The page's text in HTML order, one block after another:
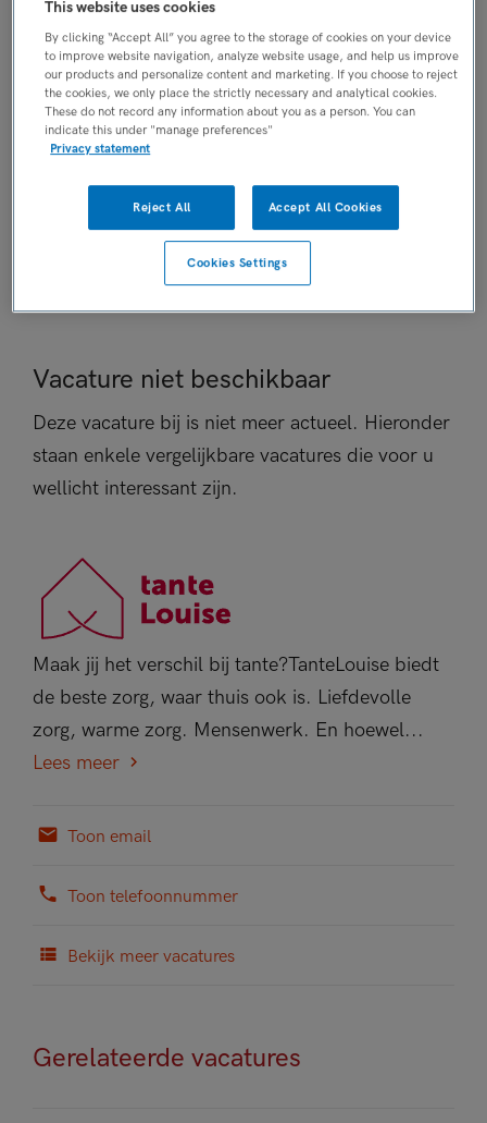
Niet nader bepaald
PLAATSINGSDATUM
7 juli 2026
NIVEAU
ERVARING
Vacature niet beschikbaar
Deze vacature bij is niet meer actueel. Hieronder
staan enkele vergelijkbare vacatures die voor u
wellicht interessant zijn.
Maak jij het verschil bij tante?TanteLouise biedt
de beste zorg, waar thuis ook is. Liefdevolle
zorg, warme zorg. Mensenwerk. En hoewel...
Lees meer
Toon email
Toon telefoonnummer
Bekijk meer vacatures
Gerelateerde vacatures
This website uses cookies
By clicking “Accept All” you agree to the storage of cookies on your device
to improve website navigation, analyze website usage, and help us improve
our products and personalize content and marketing. If you choose to reject
the cookies, we only place the strictly necessary and analytical cookies.
These do not record any information about you as a person. You can
indicate this under "manage preferences"
Privacy statement
Reject All Accept All Cookies
Cookies Settings